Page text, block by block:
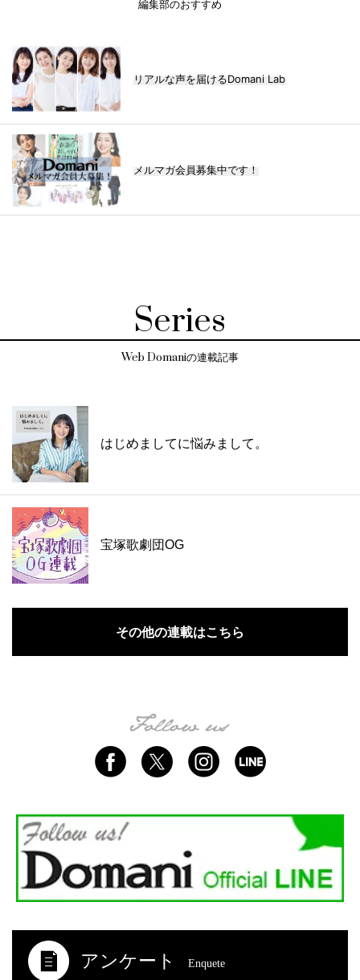
編集部のおすすめ
リアルな声を届けるDomani Lab
メルマガ会員募集中です！
Series
Web Domaniの連載記事
はじめましてに悩みまして。
宝塚歌劇団OG
その他の連載はこちら
アンケート Enquete